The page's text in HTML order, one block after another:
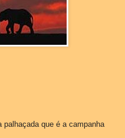
que é a campanha